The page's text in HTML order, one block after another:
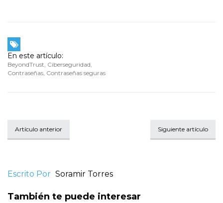
En este artículo:
BeyondTrust, Ciberseguridad,
Contraseñas, Contraseñas seguras
Artículo anterior Siguiente artículo
Escrito Por Soramir Torres
También te puede interesar